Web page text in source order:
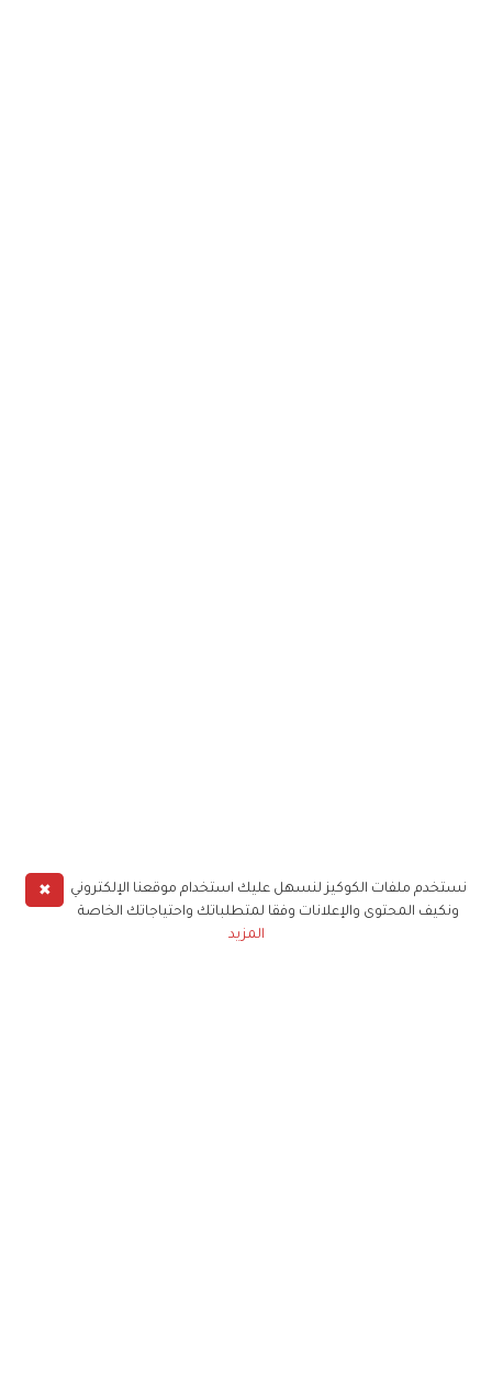
✖
نستخدم ملفات الكوكيز لنسهل عليك استخدام موقعنا الإلكتروني
ونكيف المحتوى والإعلانات وفقا لمتطلباتك واحتياجاتك الخاصة
المزيد